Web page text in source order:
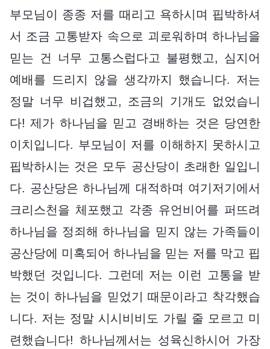
부모님이 종종 저를 때리고 욕하시며 핍박하셔
서 조금 고통받자 속으로 괴로워하며 하나님을
믿는 건 너무 고통스럽다고 불평했고, 심지어
예배를 드리지 않을 생각까지 했습니다. 저는
정말 너무 비겁했고, 조금의 기개도 없었습니
다! 제가 하나님을 믿고 경배하는 것은 당연한
이치입니다. 부모님이 저를 이해하지 못하시고
핍박하시는 것은 모두 공산당이 초래한 일입니
다. 공산당은 하나님께 대적하며 여기저기에서
크리스천을 체포했고 각종 유언비어를 퍼뜨려
하나님을 정죄해 하나님을 믿지 않는 가족들이
공산당에 미혹되어 하나님을 믿는 저를 막고 핍
박했던 것입니다. 그런데 저는 이런 고통을 받
는 것이 하나님을 믿었기 때문이라고 착각했습
니다. 저는 정말 시시비비도 가릴 줄 모르고 미
련했습니다! 하나님께서는 성육신하시어 가장